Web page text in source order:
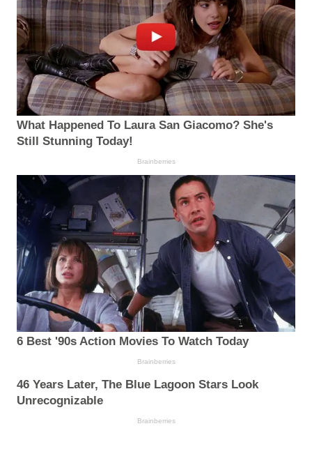
What Happened To Laura San Giacomo? She's
Still Stunning Today!
Brainberries
6 Best '90s Action Movies To Watch Today
Brainberries
46 Years Later, The Blue Lagoon Stars Look
Unrecognizable
Brainberries